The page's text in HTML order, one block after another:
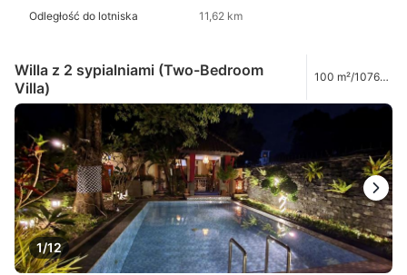
Odległość do lotniska 11,62 km
Willa z 2 sypialniami (Two-Bedroom
Villa)
100 m²/1076
1/12